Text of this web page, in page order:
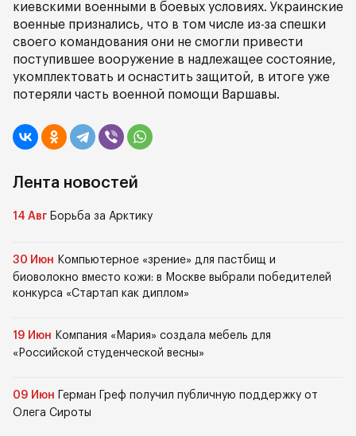
киевскими военными в боевых условиях. Украинские
военные признались, что в том числе из-за спешки
своего командования они не смогли привести
поступившее вооружение в надлежащее состояние,
укомплектовать и оснастить защитой, в итоге уже
потеряли часть военной помощи Варшавы.
Лента новостей
14 Авг Борьба за Арктику
30 Июн Компьютерное «зрение» для пастбищ и
биоволокно вместо кожи: в Москве выбрали победителей
конкурса «Стартап как диплом»
19 Июн Компания «Мария» создала мебель для
«Российской студенческой весны»
09 Июн
Герман Греф получил публичную поддержку от
Олега Сироты